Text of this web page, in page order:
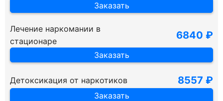
Заказать
Лечение наркомании в
стационаре
Заказать
6840 ₽
Детоксикация от наркотиков
Заказать
8557 ₽